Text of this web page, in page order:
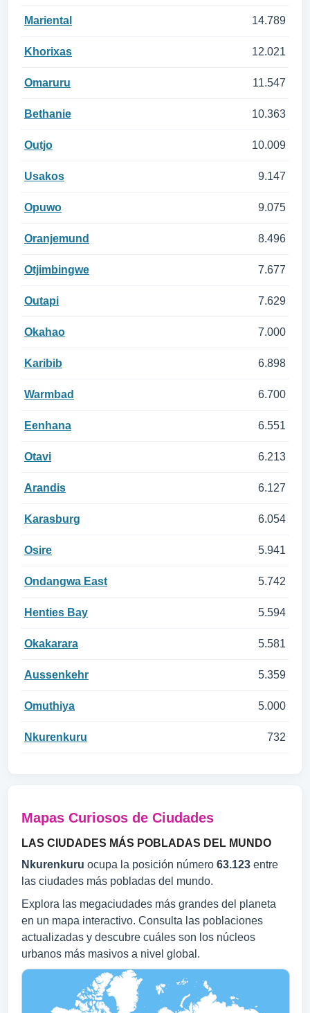
Mariental 14.789
Khorixas 12.021
Omaruru 11.547
Bethanie 10.363
Outjo 10.009
Usakos 9.147
Opuwo 9.075
Oranjemund 8.496
Otjimbingwe 7.677
Outapi 7.629
Okahao 7.000
Karibib 6.898
Warmbad 6.700
Eenhana 6.551
Otavi 6.213
Arandis 6.127
Karasburg 6.054
Osire 5.941
Ondangwa East 5.742
Henties Bay 5.594
Okakarara 5.581
Aussenkehr 5.359
Omuthiya 5.000
Nkurenkuru 732
Mapas Curiosos de Ciudades
LAS CIUDADES MÁS POBLADAS DEL MUNDO
Nkurenkuru ocupa la posición número 63.123 entre
las ciudades más pobladas del mundo.
Explora las megaciudades más grandes del planeta
en un mapa interactivo. Consulta las poblaciones
actualizadas y descubre cuáles son los núcleos
urbanos más masivos a nivel global.